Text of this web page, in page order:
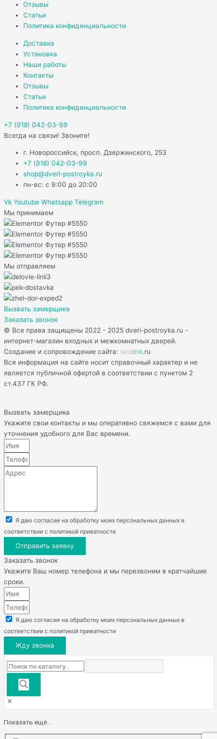
Отзывы
Статьи
Политика конфиденциальности
Доставка
Установка
Наши работы
Контакты
Отзывы
Статьи
Политика конфиденциальности
+7 (918) 042-03-99
Всегда на связи! Звоните!
г. Новороссийск, просп. Дзержинского, 253
+7 (918) 042-03-99
shop@dveri-postroyka.ru
пн-вс: с 9:00 до 20:00
Vk Youtube Whatsapp Telegram
Мы принимаем
Мы отправляем
Вызвать замерщика
Заказать звонок
© Все права защищены 2022 - 2025 dveri-postroyka.ru -
интернет-магазин входных и межкомнатных дверей.
Создание и сопровождение сайта: seodnk.ru
Вся информация на сайте носит справочный характер и не
является публичной офертой в соответствии с пунктом 2
ст.437 ГК РФ.
Вызвать замерщика
Укажите свои контакты и мы оперативно свяжемся с вами для
уточнения удобного для Вас времени.
Я даю согласие на обработку моих персональных данных в
соответствии с политикой приватности
Отправить заявку
Заказать звонок
Укажите Ваш номер телефона и мы перезвоним в кратчайшие
сроки.
Я даю согласие на обработку моих персональных данных в
соответствии с политикой приватности
Жду звонка
Показать ещё...